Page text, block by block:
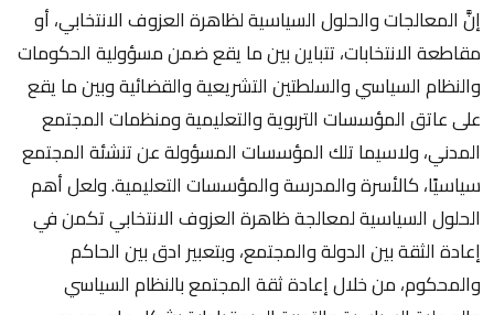
إنَّ المعالجات والحلول السياسية لظاهرة العزوف الانتخابي، أو
مقاطعة الانتخابات، تتباين بين ما يقع ضمن مسؤولية الحكومات
والنظام السياسي والسلطتين التشريعية والقضائية وبين ما يقع
على عاتق المؤسسات التربوية والتعليمية ومنظمات المجتمع
المدني، ولاسيما تلك المؤسسات المسؤولة عن تنشئة المجتمع
سياسيًا، كالأسرة والمدرسة والمؤسسات التعليمية. ولعل أهم
الحلول السياسية لمعالجة ظاهرة العزوف الانتخابي تكمن في
إعادة الثقة بين الدولة والمجتمع، وبتعبير ادق بين الحاكم
والمحكوم، من خلال إعادة ثقة المجتمع بالنظام السياسي